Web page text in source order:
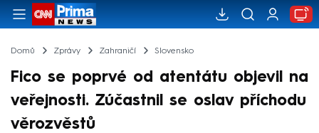
Domů Zprávy Zahraničí Slovensko
Fico se poprvé od atentátu objevil na
veřejnosti. Zúčastnil se oslav příchodu
věrozvěstů